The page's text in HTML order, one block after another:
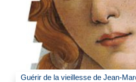
Guérir de la vieillesse de Jean-